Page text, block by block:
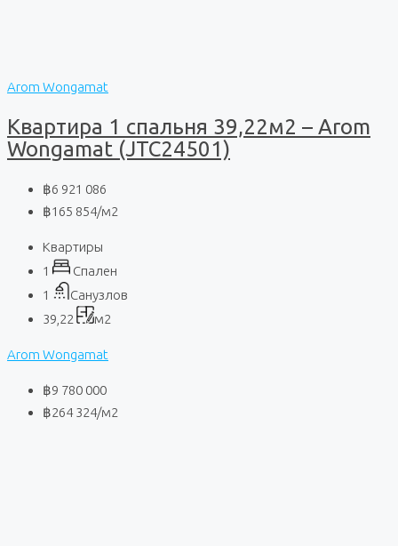
Arom Wongamat
Квартира 1 спальня 39,22м2 – Arom
Wongamat (JTC24501)
฿6 921 086
฿165 854/м2
Квартиры
1
Спален
1
Санузлов
39,22
м2
Arom Wongamat
฿9 780 000
฿264 324/м2